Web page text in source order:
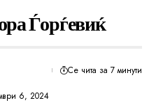
Ѓорѓевиќ
6, 2024
Се чита за 7 минути